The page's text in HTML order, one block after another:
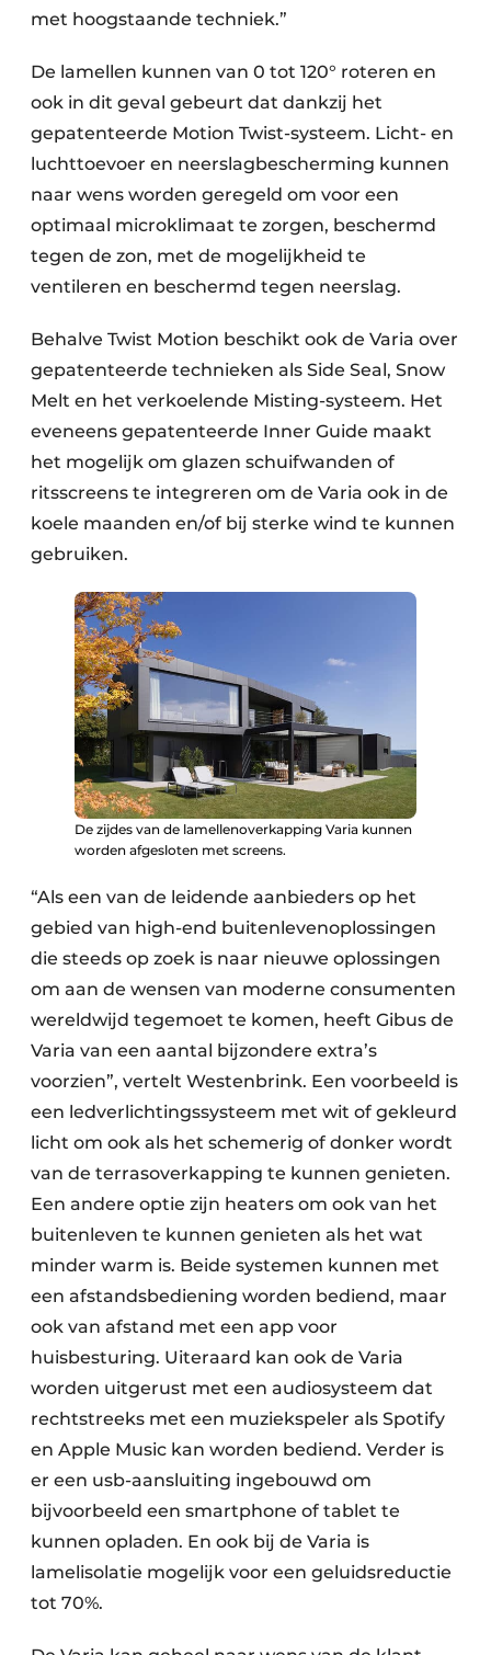
met hoogstaande techniek.”
De lamellen kunnen van 0 tot 120° roteren en
ook in dit geval gebeurt dat dankzij het
gepatenteerde Motion Twist-systeem. Licht- en
luchttoevoer en neerslagbescherming kunnen
naar wens worden geregeld om voor een
optimaal microklimaat te zorgen, beschermd
tegen de zon, met de mogelijkheid te
ventileren en beschermd tegen neerslag.
Behalve Twist Motion beschikt ook de Varia over
gepatenteerde technieken als Side Seal, Snow
Melt en het verkoelende Misting-systeem. Het
eveneens gepatenteerde Inner Guide maakt
het mogelijk om glazen schuifwanden of
ritsscreens te integreren om de Varia ook in de
koele maanden en/of bij sterke wind te kunnen
gebruiken.
De zijdes van de lamellenoverkapping Varia kunnen
worden afgesloten met screens.
“Als een van de leidende aanbieders op het
gebied van high-end buitenlevenoplossingen
die steeds op zoek is naar nieuwe oplossingen
om aan de wensen van moderne consumenten
wereldwijd tegemoet te komen, heeft Gibus de
Varia van een aantal bijzondere extra’s
voorzien”, vertelt Westenbrink. Een voorbeeld is
een ledverlichtingssysteem met wit of gekleurd
licht om ook als het schemerig of donker wordt
van de terrasoverkapping te kunnen genieten.
Een andere optie zijn heaters om ook van het
buitenleven te kunnen genieten als het wat
minder warm is. Beide systemen kunnen met
een afstandsbediening worden bediend, maar
ook van afstand met een app voor
huisbesturing. Uiteraard kan ook de Varia
worden uitgerust met een audiosysteem dat
rechtstreeks met een muziekspeler als Spotify
en Apple Music kan worden bediend. Verder is
er een usb-aansluiting ingebouwd om
bijvoorbeeld een smartphone of tablet te
kunnen opladen. En ook bij de Varia is
lamelisolatie mogelijk voor een geluidsreductie
tot 70%.